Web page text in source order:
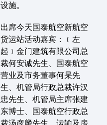
设施。
出席今天国泰航空新航空
货运站活动嘉宾：﹝左
起﹞金门建筑有限公司总
裁何安诚先生、国泰航空
营业及市务董事何杲先
生、机管局行政总裁许汉
忠先生、机管局主席张建
东博士、国泰航空行政总